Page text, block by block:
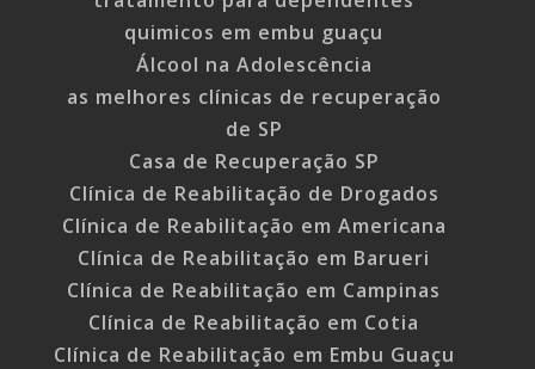
quimicos em embu guaçu
Álcool na Adolescência
as melhores clínicas de recuperação
de SP
Casa de Recuperação SP
Clínica de Reabilitação de Drogados
Clínica de Reabilitação em Americana
Clínica de Reabilitação em Barueri
Clínica de Reabilitação em Campinas
Clínica de Reabilitação em Cotia
Clínica de Reabilitação em Embu Guaçu